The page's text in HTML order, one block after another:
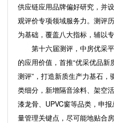
供应链应用品牌偏好研究，并
观评价专项领域服务力。测评
为基础，覆盖八大指标，辅以
第十六届测评，中房优采平
的应用价值，首推“优采优品
测评”，打造新质生产力基石
类细分，新增隔音涂料、架空
漆龙骨、UPVC窗等品类，申
量管理关键点，尽可能地贴合